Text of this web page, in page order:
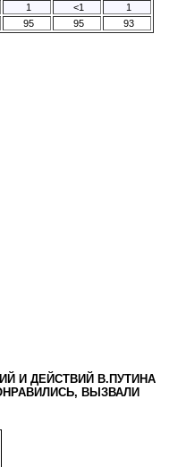
1 <1
1
95 95 93
И ДЕЙСТВИЙ В.ПУТИНА
ВЫЗВАЛИ